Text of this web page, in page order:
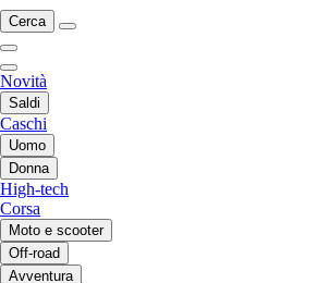
Cerca
Novità
Saldi
Caschi
Uomo
Donna
High-tech
Corsa
Moto e scooter
Off-road
Avventura